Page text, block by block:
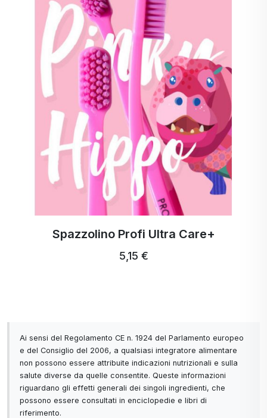
Dentista MUDr. MARTA MURGAŠOVÁ
Spazzolino Profi Ultra Care+
5,15 €
Ai sensi del Regolamento CE n. 1924 del Parlamento europeo
e del Consiglio del 2006, a qualsiasi integratore alimentare
non possono essere attribuite indicazioni nutrizionali e sulla
salute diverse da quelle consentite. Queste informazioni
riguardano gli effetti generali dei singoli ingredienti, che
possono essere consultati in enciclopedie e libri di
riferimento.